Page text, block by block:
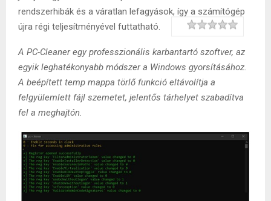
rendszerhibák és a váratlan lefagyások, így a számítógép
újra régi teljesítményével futtatható.
A PC-Cleaner egy professzionális karbantartó szoftver, az
egyik leghatékonyabb módszer a Windows gyorsításához.
A beépített temp mappa törlő funkció eltávolítja a
felgyülemlett fájl szemetet, jelentős tárhelyet szabadítva
fel a meghajtón.
Rating 1 star
2 stars
3 stars
4 stars
5 stars